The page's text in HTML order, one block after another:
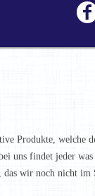
Produkte, welche
uns findet jeder
das wir noch nicht